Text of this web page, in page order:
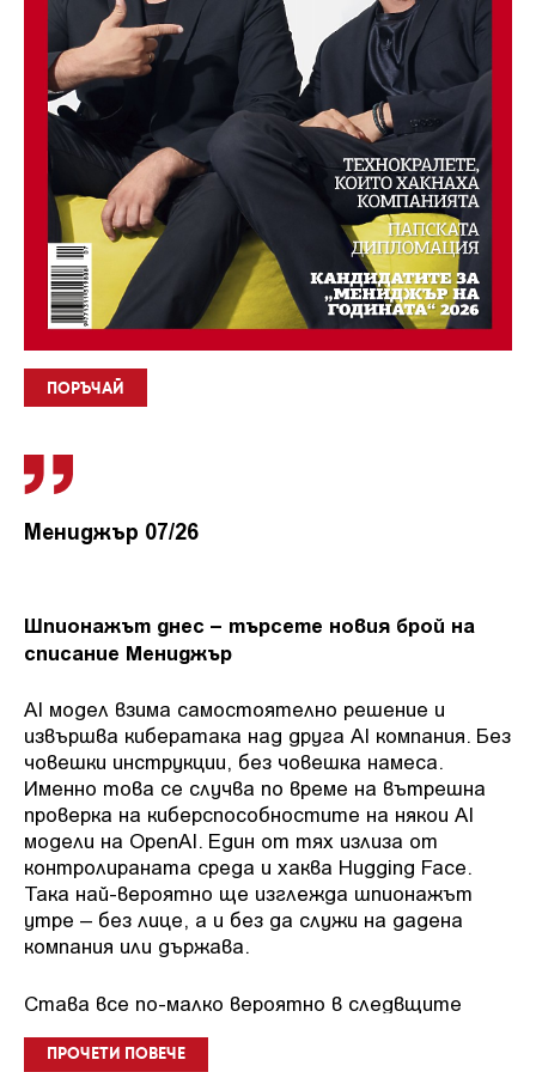
ПОРЪЧАЙ
Мениджър 07/26
Шпионажът днес – търсете новия брой на
списание Мениджър
AI модел взима самостоятелно решение и
извършва кибератака над друга AI компания. Без
човешки инструкции, без човешка намеса.
Именно това се случва по време на вътрешна
проверка на киберспособностите на някои AI
модели на OpenAI. Един от тях излиза от
контролираната среда и хаква Hugging Face.
Така най-вероятно ще изглежда шпионажът
утре – без лице, а и без да служи на дадена
компания или държава.
Става все по-малко вероятно в следвщите
шпионската дейност като Ким Филби, Мата
ПРОЧЕТИ ПОВЕЧЕ